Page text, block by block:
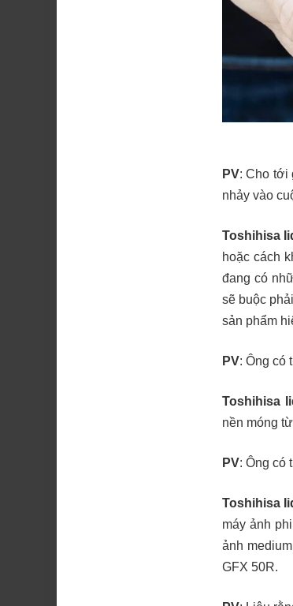
PV: Cho tới
nhảy vào
Toshihisa
hoặc cách
đang có
sẽ buộc
sản phẩm
PV: Ông có
Toshihisa
nền móng từ
PV: Ông có
Toshihisa
máy ảnh
ảnh
GFX 50R.